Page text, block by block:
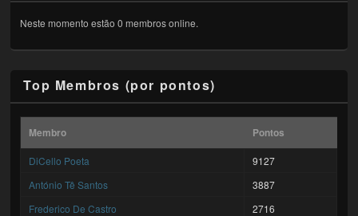
Neste momento estão 0 membros online.
Top Membros (por pontos)
Membro Pontos
DiCello Poeta
9127
António Tê Santos
3887
Frederico De Castro
2716